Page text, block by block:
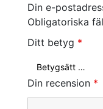
Din e-
Obligatoriska
Ditt betyg *
Din recension *